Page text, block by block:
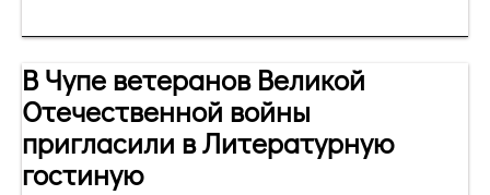
В Чупе ветеранов Великой
Отечественной войны
пригласили в Литературную
гостиную